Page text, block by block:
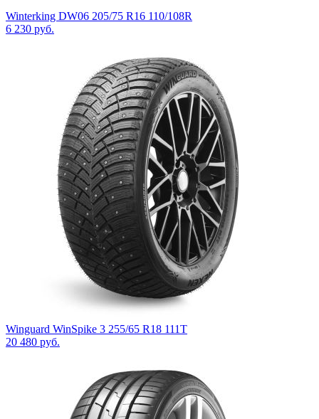
Winterking DW06 205/75 R16 110/108R
6 230 руб.
Winguard WinSpike 3 255/65 R18 111T
20 480 руб.